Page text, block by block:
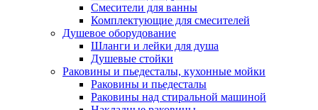
Смесители для ванны
Комплектующие для смесителей
Душевое оборудование
Шланги и лейки для душа
Душевые стойки
Раковины и пьедесталы, кухонные мойки
Раковины и пьедесталы
Раковины над стиральной машиной